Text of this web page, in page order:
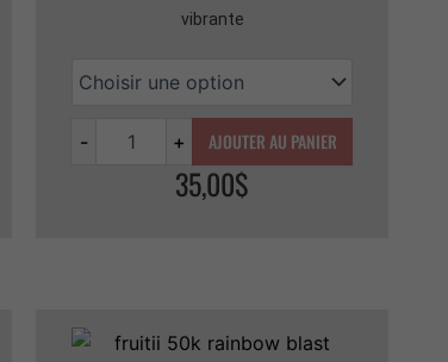
vibrante
- + AJOUTER AU PANIER
35,00$